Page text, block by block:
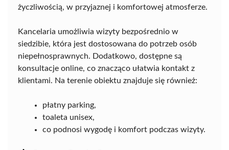
życzliwością, w przyjaznej i komfortowej atmosferze.
Kancelaria umożliwia wizyty bezpośrednio w
siedzibie, która jest dostosowana do potrzeb osób
niepełnosprawnych. Dodatkowo, dostępne są
konsultacje online, co znacząco ułatwia kontakt z
klientami. Na terenie obiektu znajduje się również:
płatny parking,
toaleta unisex,
co podnosi wygodę i komfort podczas wizyty.